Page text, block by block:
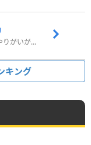
ペットを育ってポイ活しよう！可愛くやりがいがある新感覚アプリ
キング